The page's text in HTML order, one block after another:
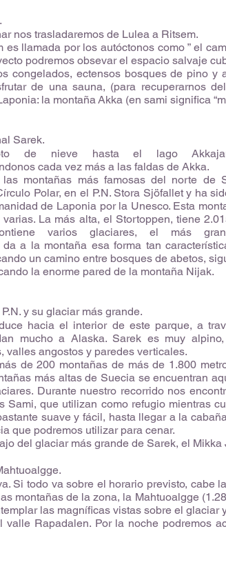
nos trasladaremos de Lulea a Ritsem.
es llamada por los autóctonos como ” el
podremos obsevar el espacio salvaje
congelados, ectensos bosques de pino y
de una sauna, (para recuperarnos
la montaña Akka (en sami significa
Sarek.
de nieve hasta el lago
cada vez más a las faldas de Akka.
montañas más famosas del norte de
Polar, en el P.N. Stora Sjöfallet y ha
de Laponia por la Unesco. Esta
La más alta, el Stortoppen, tiene
varios glaciares, el más
a la montaña esa forma tan
un camino entre bosques de abetos,
la enorme pared de la montaña Nijak.
y su glaciar más grande.
hacia el interior de este parque, a
mucho a Alaska. Sarek es muy
valles angostos y paredes verticales.
de 200 montañas de más de 1.800
más altas de Suecia se encuentran
Durante nuestro recorrido nos
Sami, que utilizan como refugio mientras
suave y fácil, hasta llegar a la
que podremos utilizar para cenar.
del glaciar más grande de Sarek, el Mikka
Si todo va sobre el horario previsto, cabe
montañas de la zona, la Mahtuoalgge
las magníficas vistas sobre el glaciar
valle Rapadalen. Por la noche podremos